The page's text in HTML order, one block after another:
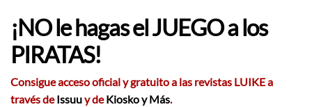
¡NO le hagas el JUEGO a los
PIRATAS!
Consigue acceso oficial y gratuito a las revistas LUIKE a
través deIssuuy deKiosko y Más.